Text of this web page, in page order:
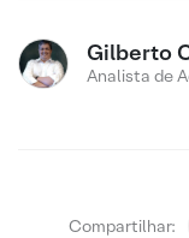
Gilberto
Analista de
Compartilhar: